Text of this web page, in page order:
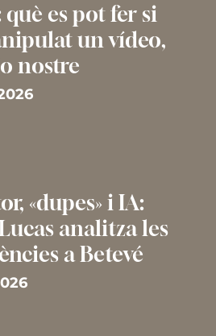
què es pot fer si
un vídeo,
nostre
«dupes» i IA:
analitza les
a Betevé